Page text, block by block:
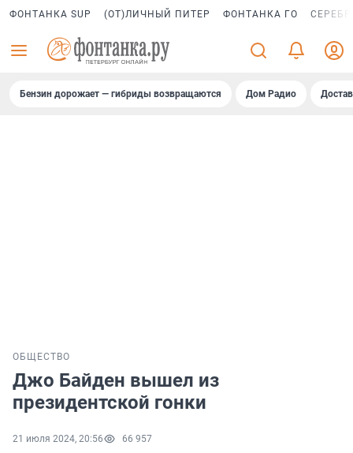
ФОНТАНКА SUP (ОТ)ЛИЧНЫЙ ПИТЕР ФОНТАНКА ГО
Бензин дорожает — гибриды возвращаются Дом Радио
ОБЩЕСТВО
Джо Байден вышел из
президентской гонки
21 июля 2024, 20:56 66 957